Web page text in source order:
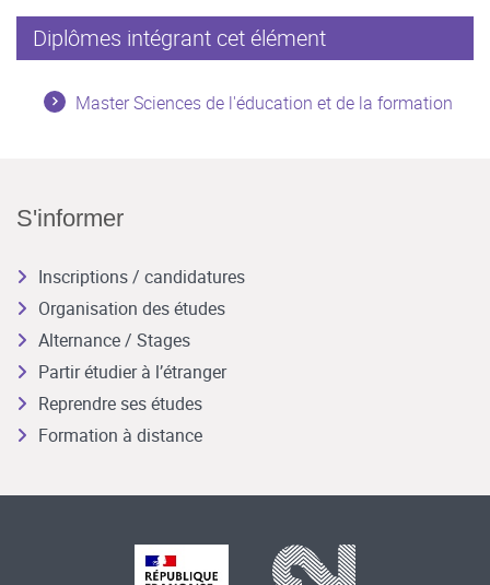
Diplômes intégrant cet élément
Master Sciences de l'éducation et de la formation
S'informer
Inscriptions / candidatures
Organisation des études
Alternance / Stages
Partir étudier à l’étranger
Reprendre ses études
Formation à distance